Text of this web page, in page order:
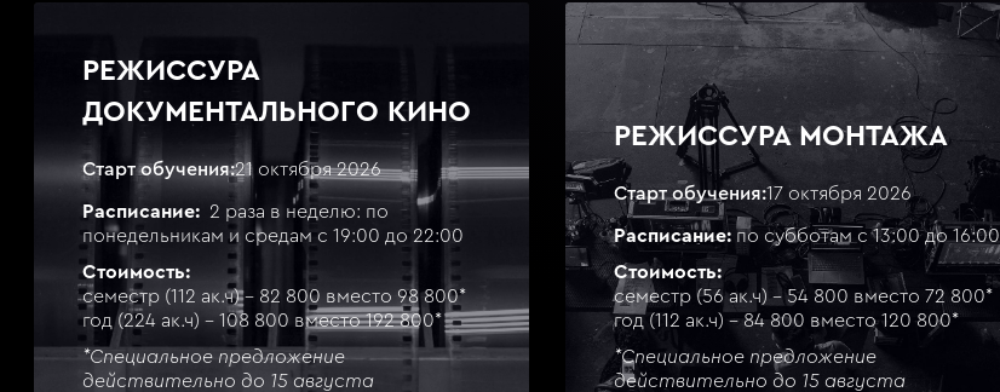
РЕЖИССУРА
ДОКУМЕНТАЛЬНОГО КИНО
Старт обучения:21 октября 2026
Расписание:2 раза в неделю: по
понедельникам и средам с 19:00 до 22:00
Стоимость:
семестр (112 ак.ч) - 82 800 вместо 98 800*
год (224 ак.ч) - 108 800 вместо 192 800*
*Специальное предложение
действительно до 15 августа
РЕЖИССУРА МОНТАЖА
Старт обучения:17 октября 2026
Расписание: по субботам с 13:00 до 16:00
Стоимость:
семестр (56 ак.ч) - 54 800 вместо 72 800*
год (112 ак.ч) - 84 800 вместо 120 800*
*Специальное предложение
действительно до 15 августа